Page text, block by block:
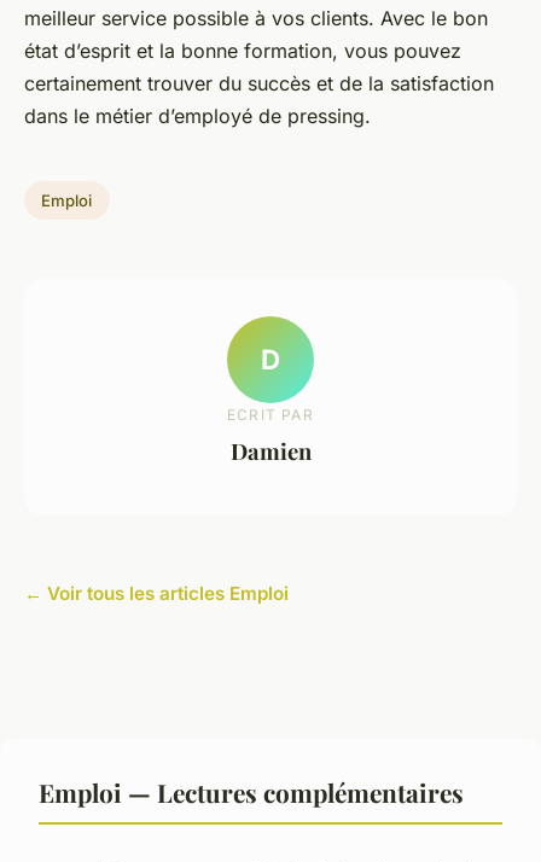
meilleur service possible à vos clients. Avec le bon
état d’esprit et la bonne formation, vous pouvez
certainement trouver du succès et de la satisfaction
dans le métier d’employé de pressing.
Emploi
D
ECRIT PAR
Damien
← Voir tous les articles Emploi
Emploi — Lectures complémentaires